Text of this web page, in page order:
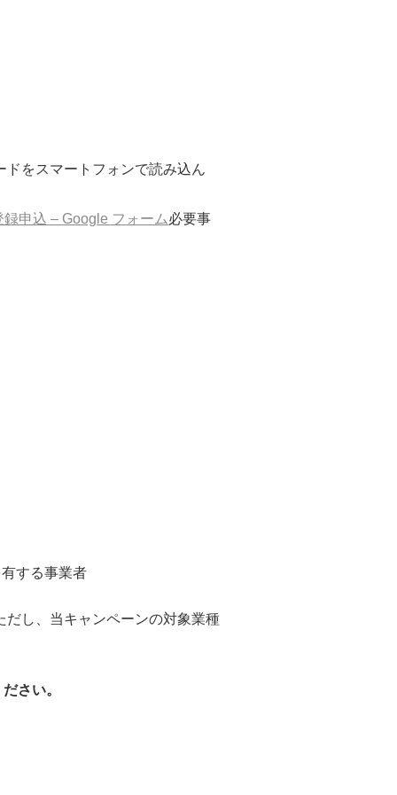
をスマートフォンで読み込ん
申込 – Google フォーム必要事
する事業者
し、当キャンペーンの対象業種
さい。